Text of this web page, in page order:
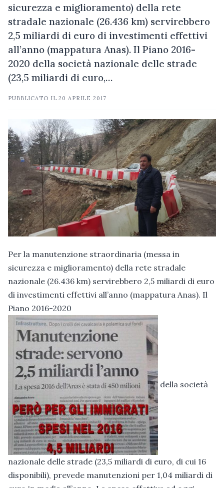
sicurezza e miglioramento) della rete
stradale nazionale (26.436 km) servirebbero
2,5 miliardi di euro di investimenti effettivi
all’anno (mappatura Anas). Il Piano 2016-
2020 della società nazionale delle strade
(23,5 miliardi di euro,…
PUBBLICATO IL20 APRILE 2017
Per la manutenzione straordinaria (messa in
sicurezza e miglioramento) della rete stradale
nazionale (26.436 km) servirebbero 2,5 miliardi di euro
di investimenti effettivi all’anno (mappatura Anas). Il
Piano 2016-2020
della società
nazionale delle strade (23,5 miliardi di euro, di cui 16
disponibili), prevede manutenzioni per 1,04 miliardi di